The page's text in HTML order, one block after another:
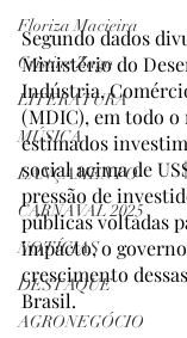
Floriza Macieira
Cristine Zago
LITERATURA
MÚSICA
LANÇAMENTO
CARNAVAL 2025
NOTÍCIAS
DESTAQUE
AGRONEGÓCIO
Segundo dados
Ministério do
Indústria,
(MDIC), em todo o
estimados
social acima de
pressão de
públicas voltadas
impacto, o
crescimento
Brasil.